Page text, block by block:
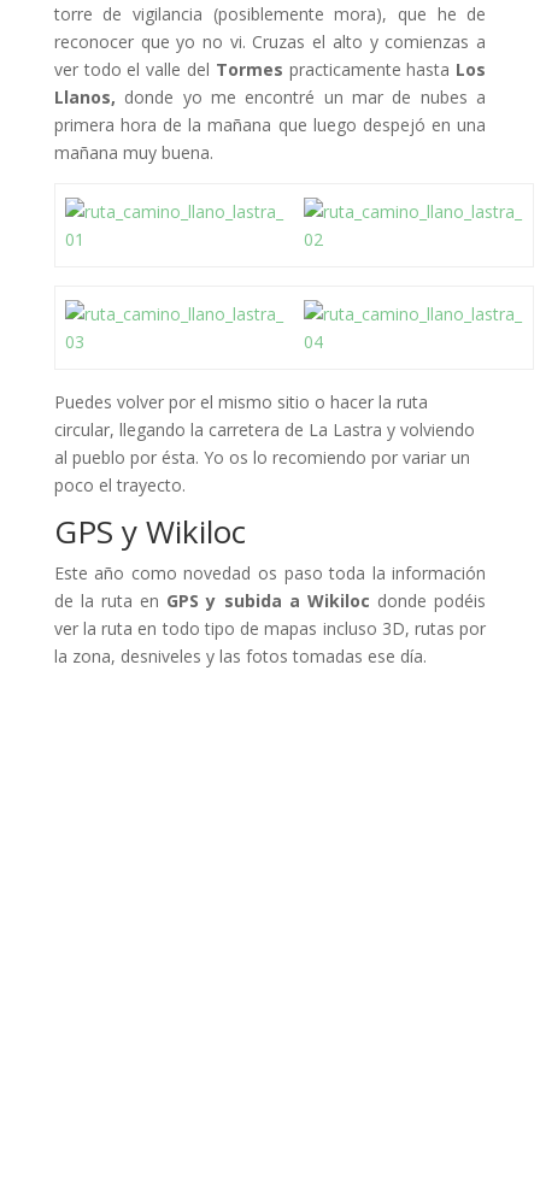
torre de vigilancia (posiblemente mora), que he de
reconocer que yo no vi. Cruzas el alto y comienzas a
ver todo el valle del Tormes practicamente hasta Los
Llanos, donde yo me encontré un mar de nubes a
primera hora de la mañana que luego despejó en una
mañana muy buena.
Puedes volver por el mismo sitio o hacer la ruta
circular, llegando la carretera de La Lastra y volviendo
al pueblo por ésta. Yo os lo recomiendo por variar un
poco el trayecto.
GPS y Wikiloc
Este año como novedad os paso toda la información
de la ruta en GPS y subida a Wikiloc donde podéis
ver la ruta en todo tipo de mapas incluso 3D, rutas por
la zona, desniveles y las fotos tomadas ese día.